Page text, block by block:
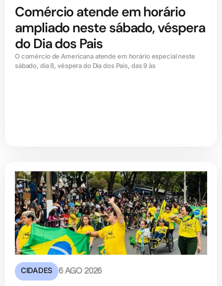
Comércio atende em horário
ampliado neste sábado, véspera
do Dia dos Pais
O comércio de Americana atende em horário especial neste
sábado, dia 8, véspera do Dia dos Pais, das 9 às
CIDADES 6 AGO 2026